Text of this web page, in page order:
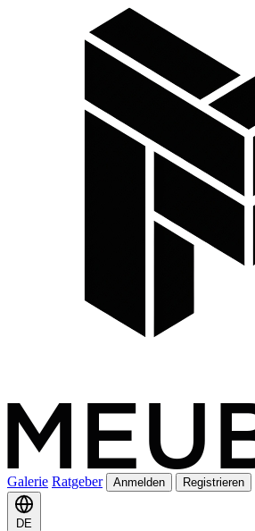
Galerie Ratgeber Anmelden Registrieren
DE